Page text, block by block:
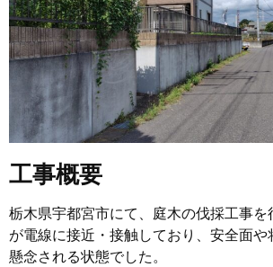
工事概要
栃木県宇都宮市にて、庭木の伐採工事を
が電線に接近・接触しており、安全面
懸念される状態でした。